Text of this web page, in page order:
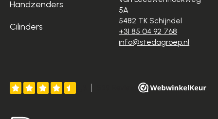
Handzenders
Cilinders
5A
5482 TK Schijndel
+31 85 04 92 768
info@stedagroep.nl